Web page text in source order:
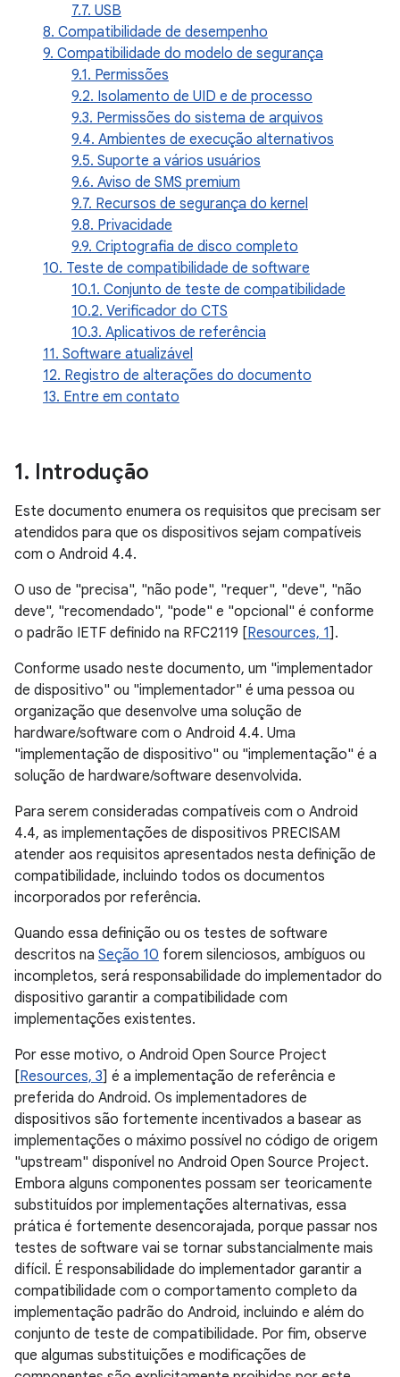
7.7. USB
8. Compatibilidade de desempenho
9. Compatibilidade do modelo de segurança
9.1. Permissões
9.2. Isolamento de UID e de processo
9.3. Permissões do sistema de arquivos
9.4. Ambientes de execução alternativos
9.5. Suporte a vários usuários
9.6. Aviso de SMS premium
9.7. Recursos de segurança do kernel
9.8. Privacidade
9.9. Criptografia de disco completo
10. Teste de compatibilidade de software
10.1. Conjunto de teste de compatibilidade
10.2. Verificador do CTS
10.3. Aplicativos de referência
11. Software atualizável
12. Registro de alterações do documento
13. Entre em contato
1. Introdução
Este documento enumera os requisitos que precisam ser
atendidos para que os dispositivos sejam compatíveis
com o Android 4.4.
O uso de "precisa", "não pode", "requer", "deve", "não
deve", "recomendado", "pode" e "opcional" é conforme
o padrão IETF definido na RFC2119 [Resources, 1].
Conforme usado neste documento, um "implementador
de dispositivo" ou "implementador" é uma pessoa ou
organização que desenvolve uma solução de
hardware/software com o Android 4.4. Uma
"implementação de dispositivo" ou "implementação" é a
solução de hardware/software desenvolvida.
Para serem consideradas compatíveis com o Android
4.4, as implementações de dispositivos PRECISAM
atender aos requisitos apresentados nesta definição de
compatibilidade, incluindo todos os documentos
incorporados por referência.
Quando essa definição ou os testes de software
descritos na Seção 10 forem silenciosos, ambíguos ou
incompletos, será responsabilidade do implementador do
dispositivo garantir a compatibilidade com
implementações existentes.
Por esse motivo, o Android Open Source Project
[Resources, 3] é a implementação de referência e
preferida do Android. Os implementadores de
dispositivos são fortemente incentivados a basear as
implementações o máximo possível no código de origem
"upstream" disponível no Android Open Source Project.
Embora alguns componentes possam ser teoricamente
substituídos por implementações alternativas, essa
prática é fortemente desencorajada, porque passar nos
testes de software vai se tornar substancialmente mais
difícil. É responsabilidade do implementador garantir a
compatibilidade com o comportamento completo da
implementação padrão do Android, incluindo e além do
conjunto de teste de compatibilidade. Por fim, observe
que algumas substituições e modificações de